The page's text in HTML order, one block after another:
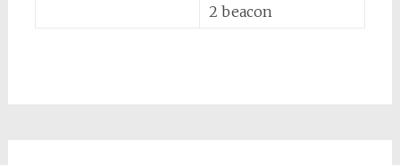
2 beacon